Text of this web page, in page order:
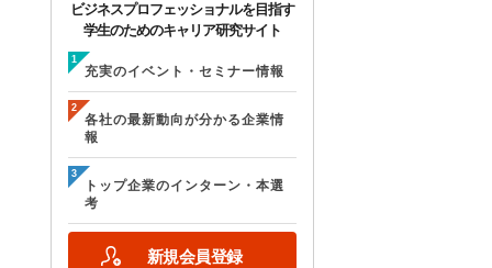
ビジネスプロフェッショナルを目指す
学生のためのキャリア研究サイト
充実のイベント・セミナー情報
各社の最新動向が分かる企業情
報
トップ企業のインターン・本選
考
新規会員登録